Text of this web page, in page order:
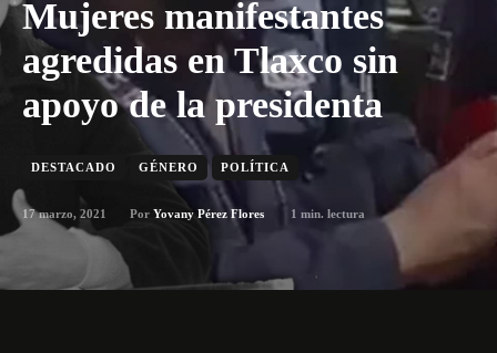
Mujeres manifestantes
agredidas en Tlaxco sin
apoyo de la presidenta
DESTACADO GÉNERO POLÍTICA
17 marzo, 2021 Por Yovany Pérez Flores 1 min. lectura